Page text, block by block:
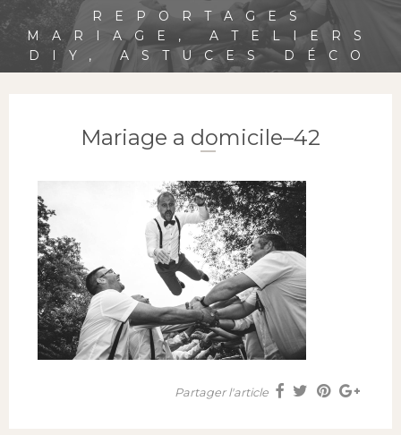
REPORTAGES
MARIAGE, ATELIERS
DIY, ASTUCES DÉCO
Mariage a domicile–42
Partager l'article